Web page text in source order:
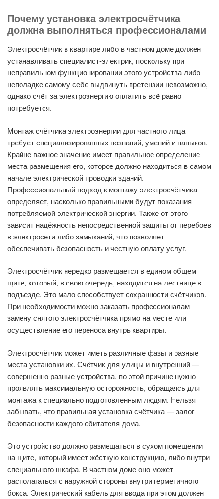
Почему установка электросчётчика
должна выполняться профессионалами
Электросчётчик в квартире либо в частном доме должен
устанавливать специалист-электрик, поскольку при
неправильном функционировании этого устройства либо
неполадке самому себе выдвинуть претензии невозможно,
однако счёт за электроэнергию оплатить всё равно
потребуется.
Монтаж счётчика электроэнергии для частного лица
требует специализированных познаний, умений и навыков.
Крайне важное значение имеет правильное определение
места размещения его, которое должно находиться в самом
начале электрической проводки зданий.
Профессиональный подход к монтажу электросчётчика
определяет, насколько правильными будут показания
потребляемой электрической энергии. Также от этого
зависит надёжность непосредственной защиты от перебоев
в электросети либо замыканий, что позволяет
обеспечивать безопасность и честную оплату услуг.
Электросчётчик нередко размещается в едином общем
щите, который, в свою очередь, находится на лестнице в
подъезде. Это мало способствует сохранности счётчиков.
При необходимости можно заказать профессионалам
замену снятого электросчётчика прямо на месте или
осуществление его переноса внутрь квартиры.
Электросчётчик может иметь различные фазы и разные
места установки их. Счётчик для улицы и внутренний —
совершенно разные устройства, по этой причине нужно
проявлять максимальную осторожность, обращаясь для
монтажа к специально подготовленным людям. Нельзя
забывать, что правильная установка счётчика — залог
безопасности каждого обитателя дома.
Это устройство должно размещаться в сухом помещении
на щите, который имеет жёсткую конструкцию, либо внутри
специального шкафа. В частном доме оно может
располагаться с наружной стороны внутри герметичного
бокса. Электрический кабель для ввода при этом должен